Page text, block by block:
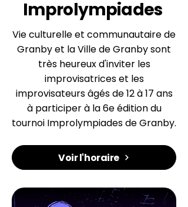
Improlympiades
Vie culturelle et communautaire de
Granby et la Ville de Granby sont
très heureux d'inviter les
improvisatrices et les
improvisateurs âgés de 12 à 17 ans
à participer à la 6e édition du
tournoi Improlympiades de Granby.
Voir l'horaire